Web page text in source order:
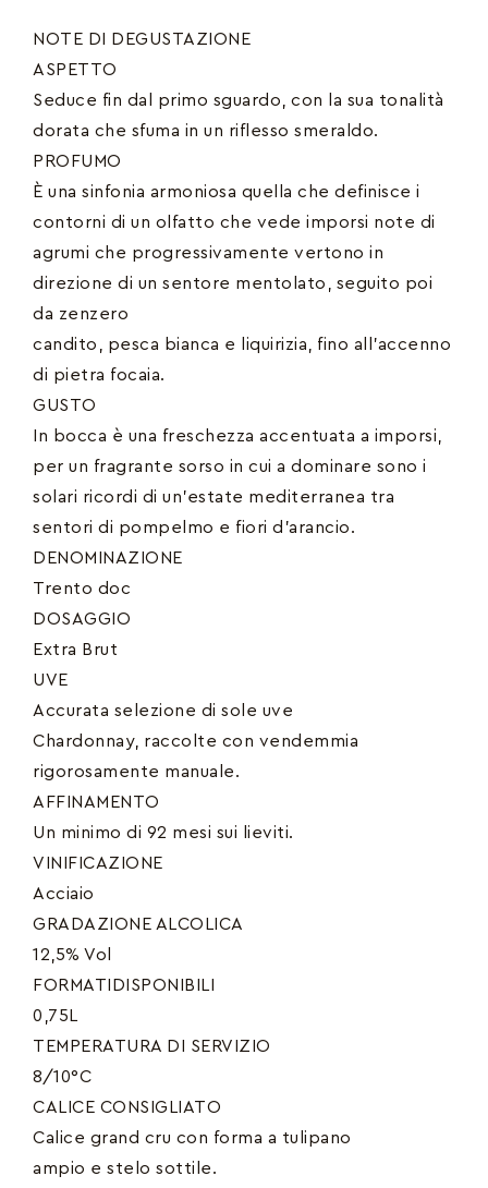
NOTE DI DEGUSTAZIONE
ASPETTO
Seduce fin dal primo sguardo, con la sua tonalità
dorata che sfuma in un riflesso smeraldo.
PROFUMO
È una sinfonia armoniosa quella che definisce i
contorni di un olfatto che vede imporsi note di
agrumi che progressivamente vertono in
direzione di un sentore mentolato, seguito poi
da zenzero
candito, pesca bianca e liquirizia, fino all’accenno
di pietra focaia.
GUSTO
In bocca è una freschezza accentuata a imporsi,
per un fragrante sorso in cui a dominare sono i
solari ricordi di un’estate mediterranea tra
sentori di pompelmo e fiori d’arancio.
DENOMINAZIONE
Trento doc
DOSAGGIO
Extra Brut
UVE
Accurata selezione di sole uve
Chardonnay, raccolte con vendemmia
rigorosamente manuale.
AFFINAMENTO
Un minimo di 92 mesi sui lieviti.
VINIFICAZIONE
Acciaio
GRADAZIONE ALCOLICA
12,5% Vol
FORMATIDISPONIBILI
0,75L
TEMPERATURA DI SERVIZIO
8/10°C
CALICE CONSIGLIATO
Calice grand cru con forma a tulipano
ampio e stelo sottile.